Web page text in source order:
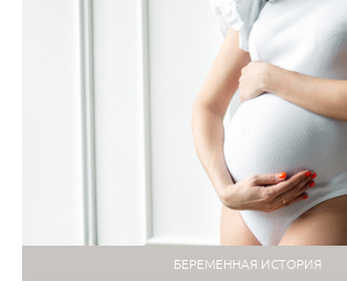
БЕРЕМЕННАЯ ИСТОРИЯ